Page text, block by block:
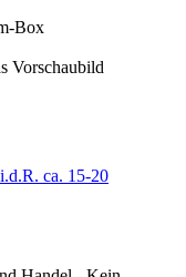
Box
Vorschaubild
ca. 15-20